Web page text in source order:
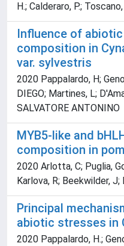
H.; Calderaro, P.;
Influence of
composition in
var. sylvestris
2020 Pappalardo, H;
DIEGO; Martines, L;
SALVATORE ANTONINO
MYB5-like and
composition in
2020 Arlotta, C; Puglia,
Karlova, R; Beekwilder,
Principal
abiotic stresses in
2020 Pappalardo, H.;